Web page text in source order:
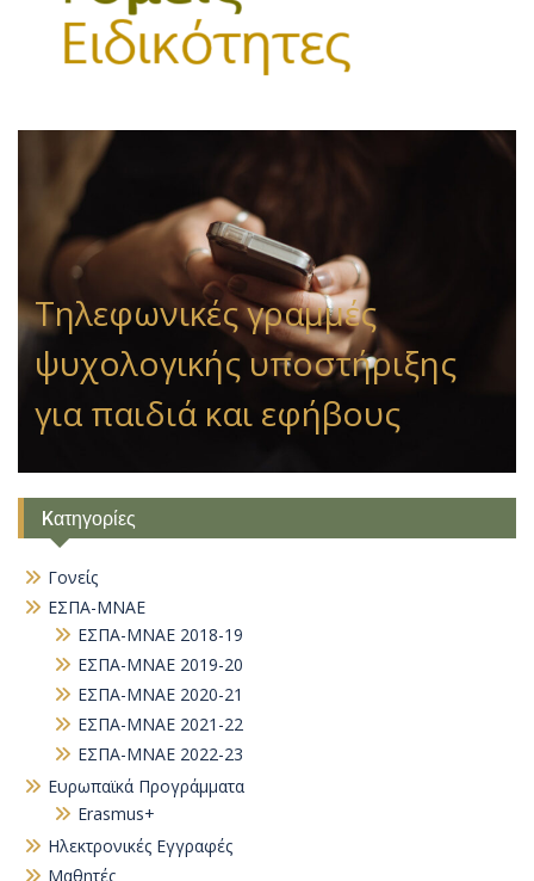
Τηλεφωνικές γραμμές
ψυχολογικής υποστήριξης
για παιδιά και εφήβους
Kατηγορίες
Γονείς
ΕΣΠΑ-ΜΝΑΕ
ΕΣΠΑ-ΜΝΑΕ 2018-19
ΕΣΠΑ-ΜΝΑΕ 2019-20
ΕΣΠΑ-ΜΝΑΕ 2020-21
ΕΣΠΑ-ΜΝΑΕ 2021-22
ΕΣΠΑ-ΜΝΑΕ 2022-23
Ευρωπαϊκά Προγράμματα
Erasmus+
Ηλεκτρονικές Εγγραφές
Μαθητές